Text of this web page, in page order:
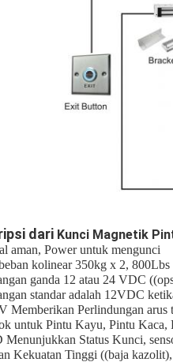
dari Kunci Magnetik
aman, Power untuk mengunci
kolinear 350kg x 2, 800Lbs
ganda 12 atau 24 VDC
standar adalah 12VDC
Memberikan Perlindungan arus
untuk Pintu Kayu, Pintu Kaca,
Menunjukkan Status Kunci,
Kekuatan Tinggi ((baja